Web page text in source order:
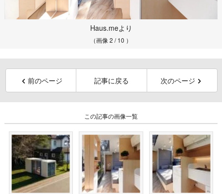
Haus.meより
（画像 2 / 10 ）
前のページ 記事に戻る 次のページ
この記事の画像一覧